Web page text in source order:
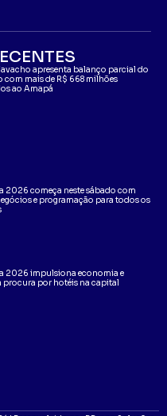
apresenta balanço parcial do
com mais de R$ 668 milhões
ao Amapá
2026 começa neste sábado com
e programação para todos os
2026 impulsiona economia e
procura por hotéis na capital